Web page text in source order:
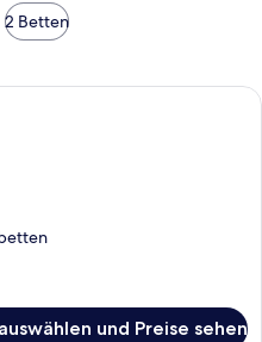
2 Betten
Ein Schlafraum mit Etagenbett,
und Preise sehen